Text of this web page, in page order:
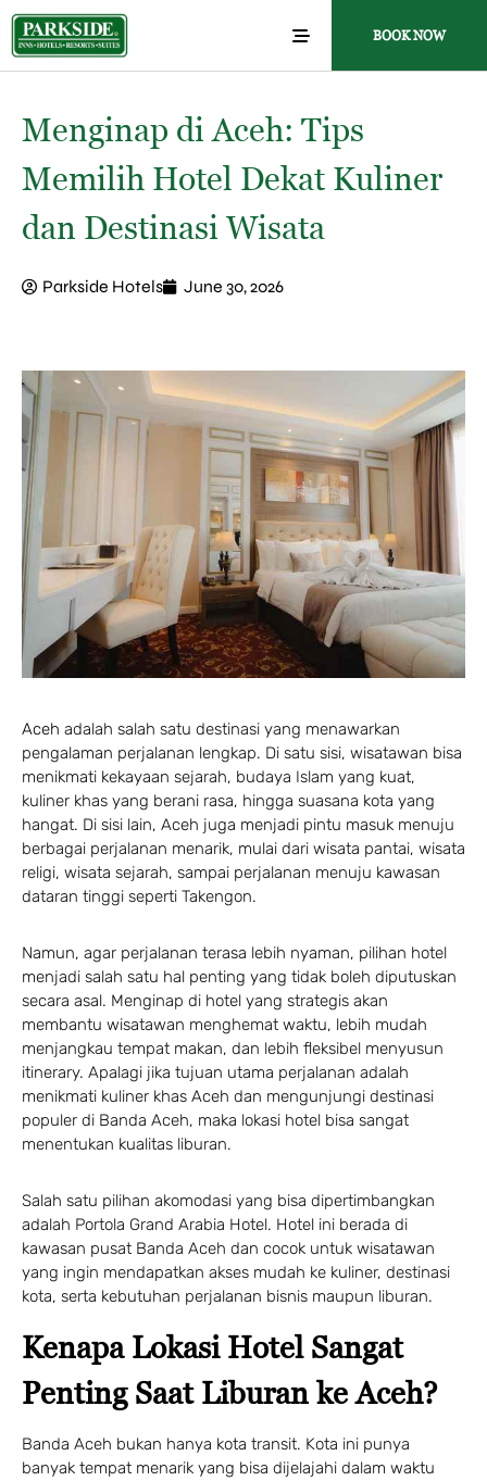
BOOK NOW
Menginap di Aceh: Tips
Memilih Hotel Dekat Kuliner
dan Destinasi Wisata
Parkside Hotels June 30, 2026
Aceh adalah salah satu destinasi yang menawarkan
pengalaman perjalanan lengkap. Di satu sisi, wisatawan bisa
menikmati kekayaan sejarah, budaya Islam yang kuat,
kuliner khas yang berani rasa, hingga suasana kota yang
hangat. Di sisi lain, Aceh juga menjadi pintu masuk menuju
berbagai perjalanan menarik, mulai dari wisata pantai, wisata
religi, wisata sejarah, sampai perjalanan menuju kawasan
dataran tinggi seperti Takengon.
Namun, agar perjalanan terasa lebih nyaman, pilihan hotel
menjadi salah satu hal penting yang tidak boleh diputuskan
secara asal. Menginap di hotel yang strategis akan
membantu wisatawan menghemat waktu, lebih mudah
menjangkau tempat makan, dan lebih fleksibel menyusun
itinerary. Apalagi jika tujuan utama perjalanan adalah
menikmati kuliner khas Aceh dan mengunjungi destinasi
populer di Banda Aceh, maka lokasi hotel bisa sangat
menentukan kualitas liburan.
Salah satu pilihan akomodasi yang bisa dipertimbangkan
adalah Portola Grand Arabia Hotel. Hotel ini berada di
kawasan pusat Banda Aceh dan cocok untuk wisatawan
yang ingin mendapatkan akses mudah ke kuliner, destinasi
kota, serta kebutuhan perjalanan bisnis maupun liburan.
Kenapa Lokasi Hotel Sangat
Penting Saat Liburan ke Aceh?
Banda Aceh bukan hanya kota transit. Kota ini punya
banyak tempat menarik yang bisa dijelajahi dalam waktu